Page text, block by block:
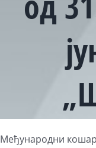
Међународни